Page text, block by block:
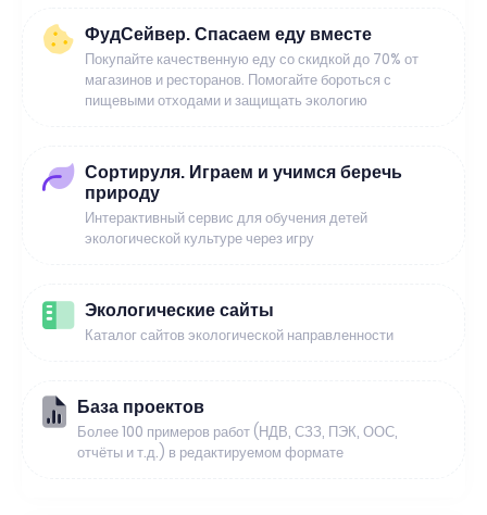
ФудСейвер. Спасаем еду вместе
Покупайте качественную еду со скидкой до 70% от
магазинов и ресторанов. Помогайте бороться с
пищевыми отходами и защищать экологию
Сортируля. Играем и учимся беречь
природу
Интерактивный сервис для обучения детей
экологической культуре через игру
Экологические сайты
Каталог сайтов экологической направленности
База проектов
Более 100 примеров работ (НДВ, СЗЗ, ПЭК, ООС,
отчёты и т.д.) в редактируемом формате